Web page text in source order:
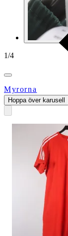
1/4
Myrorna
Hoppa över karusell